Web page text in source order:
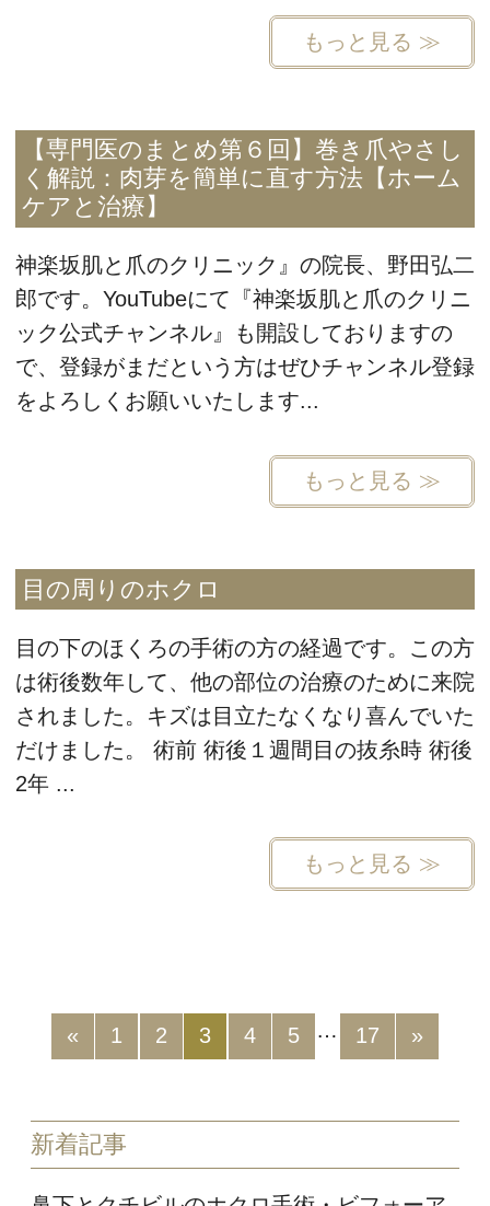
もっと見る ≫
【専門医のまとめ第６回】巻き爪やさし
く解説：肉芽を簡単に直す方法【ホーム
ケアと治療】
神楽坂肌と爪のクリニック』の院長、野田弘二
郎です。YouTubeにて『神楽坂肌と爪のクリニ
ック公式チャンネル』も開設しておりますの
で、登録がまだという方はぜひチャンネル登録
をよろしくお願いいたします...
もっと見る ≫
目の周りのホクロ
目の下のほくろの手術の方の経過です。この方
は術後数年して、他の部位の治療のために来院
されました。キズは目立たなくなり喜んでいた
だけました。 術前 術後１週間目の抜糸時 術後
2年 ...
もっと見る ≫
« 1 2 3 4 5 … 17 »
新着記事